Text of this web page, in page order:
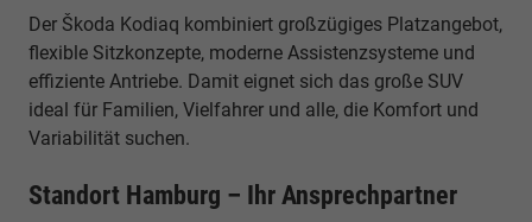
Der Škoda Kodiaq kombiniert großzügiges Platzangebot,
flexible Sitzkonzepte, moderne Assistenzsysteme und
effiziente Antriebe. Damit eignet sich das große SUV
ideal für Familien, Vielfahrer und alle, die Komfort und
Variabilität suchen.
Standort Hamburg – Ihr Ansprechpartner